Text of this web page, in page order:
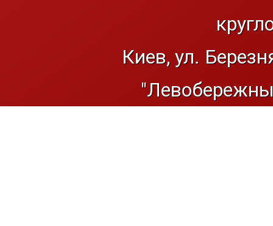
Киев, ул.